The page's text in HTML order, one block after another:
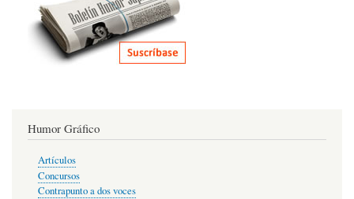
Humor Gráfico
Artículos
Concursos
Contrapunto a dos voces